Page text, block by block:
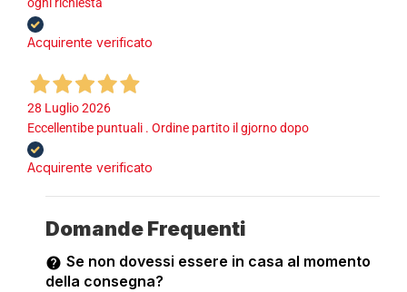
ogni richiesta
Acquirente verificato
28 Luglio 2026
Eccellentibe puntuali . Ordine partito il gjorno dopo
Acquirente verificato
Domande Frequenti
Se non dovessi essere in casa al momento
della consegna?